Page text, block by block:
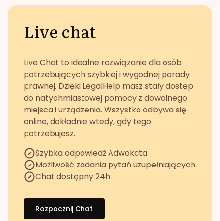
Live chat
Live Chat to idealne rozwiązanie dla osób
potrzebujących szybkiej i wygodnej porady
prawnej. Dzięki LegalHelp masz stały dostęp
do natychmiastowej pomocy z dowolnego
miejsca i urządzenia. Wszystko odbywa się
online, dokładnie wtedy, gdy tego
potrzebujesz.
Szybka odpowiedź Adwokata
Możliwość zadania pytań uzupełniających
Chat dostępny 24h
Rozpocznij Chat